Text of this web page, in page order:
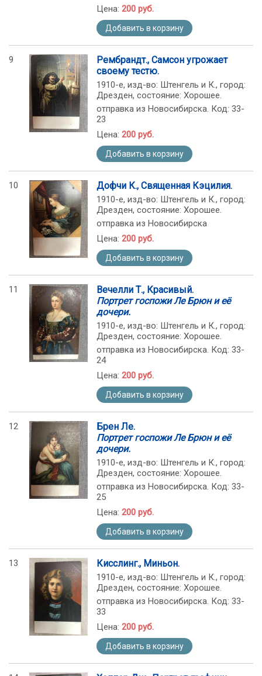
Цена: 200 руб.
Добавить в корзину
9
Рембрандт., Самсон угрожает
своему тестю.
1910-е, изд-во: Штенгель и К., город:
Дрезден, состояние: Хорошее.
отправка из Новосибирска. Код: 33-
23
Цена: 200 руб.
Добавить в корзину
10 Дофчи К., Священная Кэцилия.
1910-е, изд-во: Штенгель и К., город:
Дрезден, состояние: Хорошее.
отправка из Новосибирска
Цена: 200 руб.
Добавить в корзину
11
Вечелли Т., Красивый.
Портрет госпожи Ле Брюн и её
дочери.
1910-е, изд-во: Штенгель и К., город:
Дрезден, состояние: Хорошее.
отправка из Новосибирска. Код: 33-
24
Цена: 200 руб.
Добавить в корзину
12
Брен Ле.
Портрет госпожи Ле Брюн и её
дочери.
1910-е, изд-во: Штенгель и К., город:
Дрезден, состояние: Хорошее.
отправка из Новосибирска. Код: 33-
25
Цена: 200 руб.
Добавить в корзину
13 Кисслинг., Миньон.
1910-е, изд-во: Штенгель и К., город:
Дрезден, состояние: Хорошее.
отправка из Новосибирска. Код: 33-
33
Цена: 200 руб.
Добавить в корзину